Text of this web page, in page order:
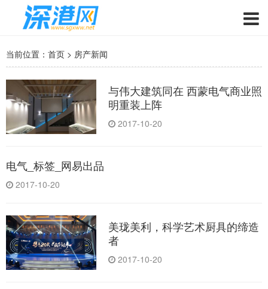
当前位置： 首页 > 房产新闻
与伟大建筑同在 西蒙电气商业照
明重装上阵
2017-10-20
电气_标签_网易出品
2017-10-20
美珑美利，科学艺术厨具的缔造
者
2017-10-20